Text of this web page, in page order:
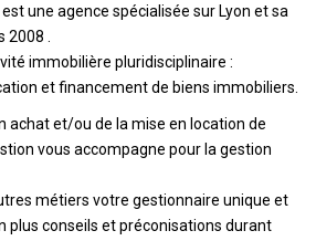
EXTRANET
CONTACT
est une agence spécialisée sur Lyon et sa
.
immobilière pluridisciplinaire :
et financement de biens immobiliers.
achat et/ou de la mise en location de
vous accompagne pour la gestion
métiers votre gestionnaire unique et
plus conseils et préconisations durant